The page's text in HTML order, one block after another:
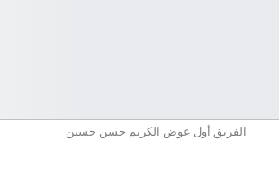
الفريق أول عوض الكريم حسن حسين